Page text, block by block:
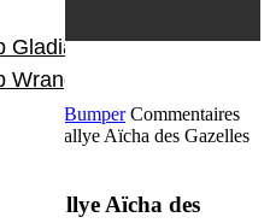
Bumper Commentaires
du Rallye Aïcha des Gazelles
du Rallye Aïcha des
Gladiator
Wrangler V8